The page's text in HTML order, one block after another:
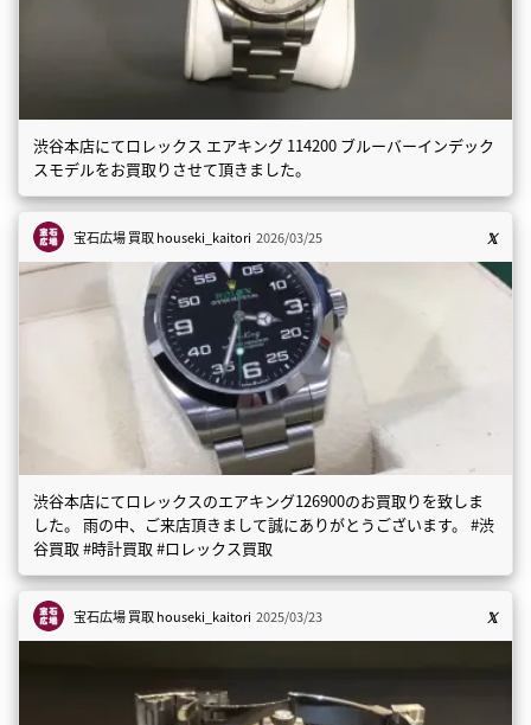
渋谷本店にてロレックス エアキング 114200 ブルーバーインデック
スモデルをお買取りさせて頂きました。
宝石広場 買取houseki_kaitori 2026/03/25
渋谷本店にてロレックスのエアキング126900のお買取りを致しま
した。 雨の中、ご来店頂きまして誠にありがとうございます。 #渋
谷買取 #時計買取 #ロレックス買取
宝石広場 買取houseki_kaitori 2025/03/23